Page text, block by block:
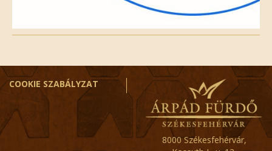
COOKIE SZABÁLYZAT
8000 Székesfehérvár,